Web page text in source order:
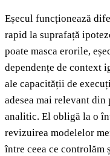
Eșecul funcționează
rapid la suprafață
poate masca erorile,
dependențe de context
ale capacității de
adesea mai relevant
analitic. El obligă la o
revizuirea modelelor
între ceea ce controlăm